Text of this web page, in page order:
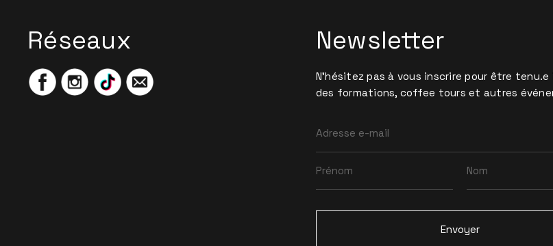
Réseaux Newsletter
N'hésitez pas à vous inscrire pour être tenu.e
des formations, coffee tours et autres